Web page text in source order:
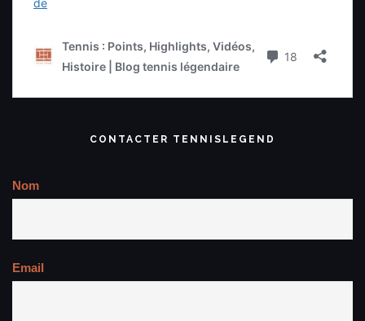
CONTACTER TENNISLEGEND
Nom
Email